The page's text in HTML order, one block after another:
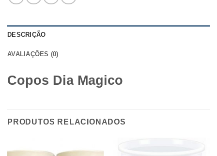
DESCRIÇÃO
AVALIAÇÕES (0)
Copos Dia Magico
PRODUTOS RELACIONADOS